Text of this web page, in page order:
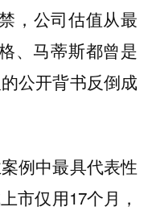
，公司估值从最
、马蒂斯都曾是
公开背书反倒成
例中最具代表性
市仅用17个月，